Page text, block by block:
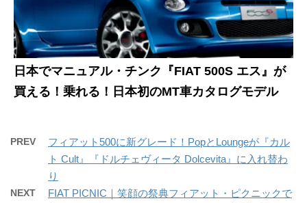
日本でマニュアル・チンク『FIAT 500S エス』が
買える！乗れる！日本初のMT車カタログモデル
PREV
フィアット500に新グレード！PopとLoungeが『カル
ト Cult』『ドルチェヴィータ Dolcevita』に入れ替わ
り
NEXT
FIAT PICNIC｜笑顔の祭典フィアット・ピクニックで